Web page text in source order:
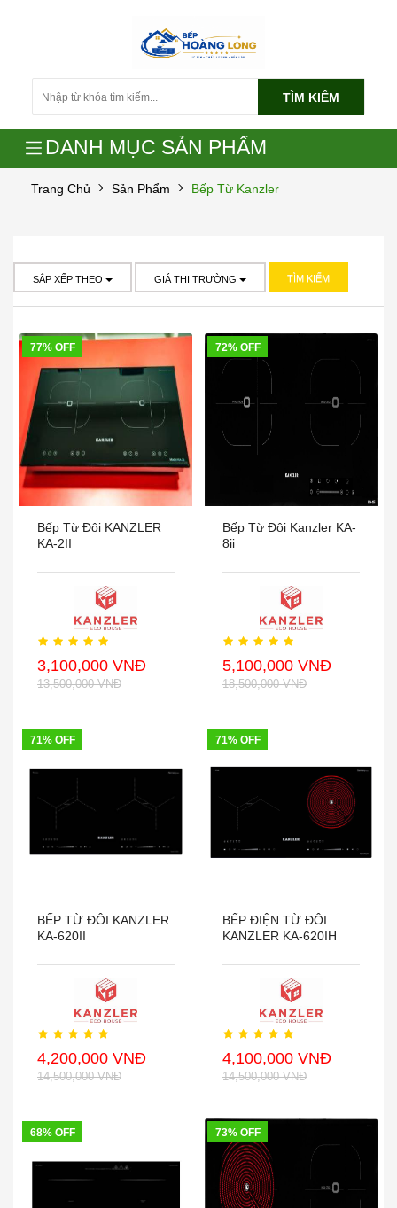
TÌM KIẾM
DANH MỤC SẢN PHẨM
Trang Chủ Sản Phẩm Bếp Từ Kanzler
SẮP XẾP THEO GIÁ THỊ TRƯỜNG TÌM KIẾM
77% OFF
Bếp Từ Đôi KANZLER
KA-2II
3,100,000 VNĐ
13,500,000 VNĐ
72% OFF
Bếp Từ Đôi Kanzler KA-
8ii
5,100,000 VNĐ
18,500,000 VNĐ
71% OFF
BẾP TỪ ĐÔI KANZLER
KA-620II
4,200,000 VNĐ
14,500,000 VNĐ
71% OFF
BẾP ĐIỆN TỪ ĐÔI
KANZLER KA-620IH
4,100,000 VNĐ
14,500,000 VNĐ
68% OFF 73% OFF